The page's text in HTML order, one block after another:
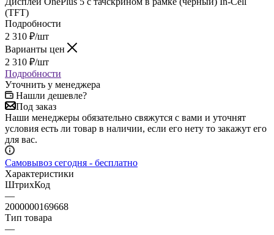
2 310₽/шт
Подробности
Уточнить у менеджера
Нашли дешевле?
Под заказ
Наши менеджеры обязательно свяжутся с вами и уточнят
условия есть ли товар в наличии, если его нету то закажут его
для вас.
Самовывоз сегодня - бесплатно
Характеристики
ШтрихКод
—
2000000169668
Тип товара
—
Дисплей
Бренд
—
OnePlus
Модель